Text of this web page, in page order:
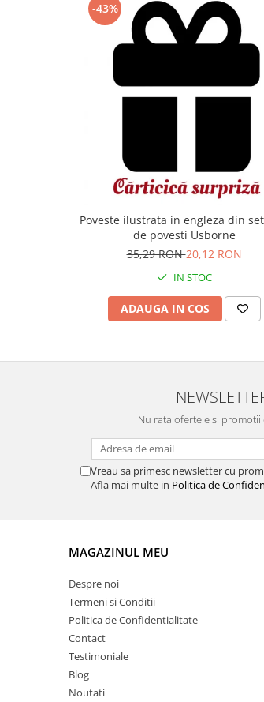
-43%
Poveste ilustrata in engleza din
de povesti Usborne
35,29 RON20,12 RON
IN STOC
ADAUGA IN COS
Nu rata ofertele si
Vreau sa primesc newsletter cu
Afla mai multe in Politica de
MAGAZINUL MEU
Despre noi
Termeni si Conditii
Politica de Confidentialitate
Contact
Testimoniale
Blog
Noutati